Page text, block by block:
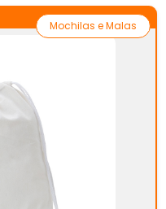
Mochilas e Malas